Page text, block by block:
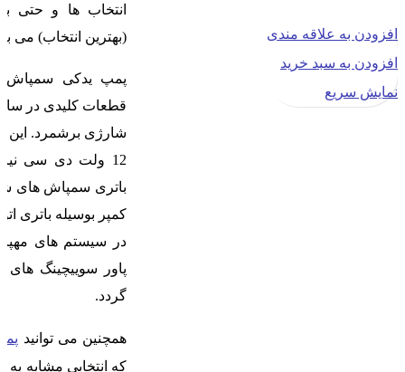
افزودن به علاقه مندی
افزودن به سبد خرید
نمایش سریع
انتخاب ها و حتی
(بهترین انتخاب) می
پمپ یدکی سمپاش
قطعات کلیدی در
12 ولت دی سی
باتری سمپاش های
کمپر بوسیله باتری
در سیستم های
گردد.
همچنین می توانید پمپ
که انتخابی مشابه